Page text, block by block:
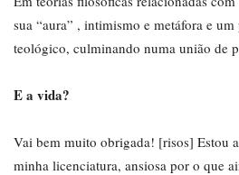
sua “aura” , intimismo e metáfora e
teológico, culminando numa união de
E a vida?
Vai bem muito obrigada! [risos] Estou
minha licenciatura, ansiosa por o que